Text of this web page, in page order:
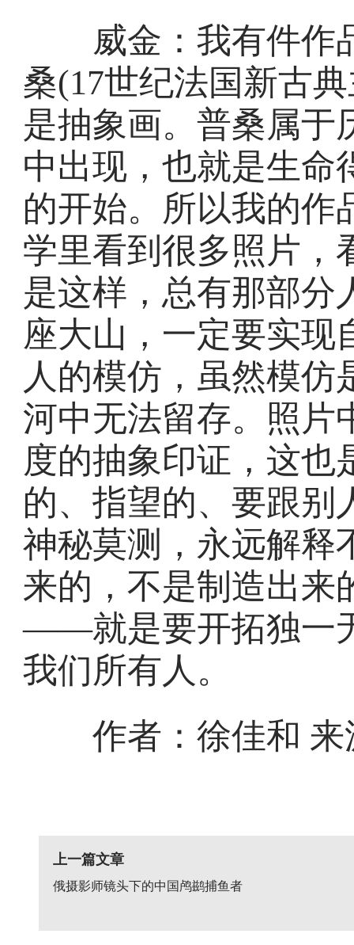
威金：我有件作
桑(17世纪法国新古
是抽象画。普桑属于
中出现，也就是生命
的开始。所以我的作
学里看到很多照片，
是这样，总有那部分
座大山，一定要实现
人的模仿，虽然模仿
河中无法留存。照片
度的抽象印证，这也
的、指望的、要跟别
神秘莫测，永远解释
来的，不是制造出来
——就是要开拓独一
我们所有人。
作者：徐佳和 来
上一篇文章
俄摄影师镜头下的中国鸬鹚捕鱼者